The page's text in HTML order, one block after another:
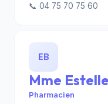
📞 04 75 70 75 60
EB
Mme
Pharmacien